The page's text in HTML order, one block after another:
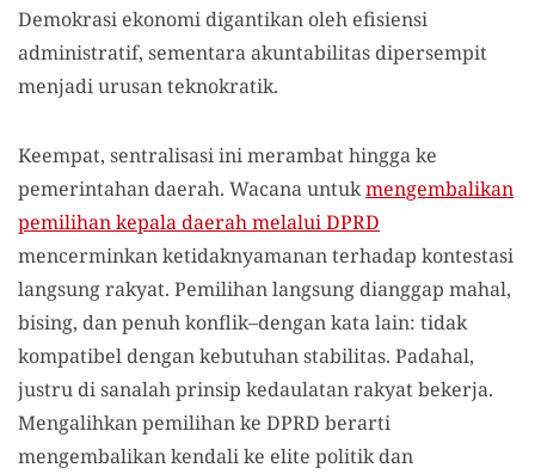
Demokrasi ekonomi digantikan oleh efisiensi
administratif, sementara akuntabilitas dipersempit
menjadi urusan teknokratik.
Keempat, sentralisasi ini merambat hingga ke
pemerintahan daerah. Wacana untukmengembalikan
pemilihan kepala daerah melalui DPRD
mencerminkan ketidaknyamanan terhadap kontestasi
langsung rakyat. Pemilihan langsung dianggap mahal,
bising, dan penuh konflik–dengan kata lain: tidak
kompatibel dengan kebutuhan stabilitas. Padahal,
justru di sanalah prinsip kedaulatan rakyat bekerja.
Mengalihkan pemilihan ke DPRD berarti
mengembalikan kendali ke elite politik dan